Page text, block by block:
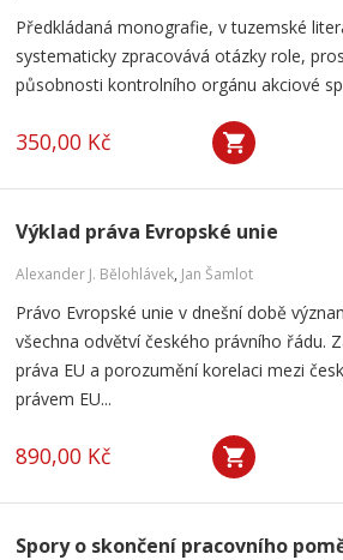
Předkládaná monografie, v tuzemské
systematicky zpracovává otázky role,
působnosti kontrolního orgánu akciové
350,00 Kč
Výklad práva Evropské unie
Alexander J. Bělohlávek, Jan Šamlot
Právo Evropské unie v dnešní době
všechna odvětví českého právního řádu.
práva EU a porozumění korelaci mezi
právem EU...
890,00 Kč
Spory o skončení pracovního